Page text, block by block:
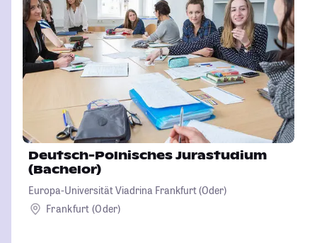
Deutsch-Polnisches Jurastudium
(Bachelor)
Europa-Universität Viadrina Frankfurt (Oder)
Frankfurt (Oder)